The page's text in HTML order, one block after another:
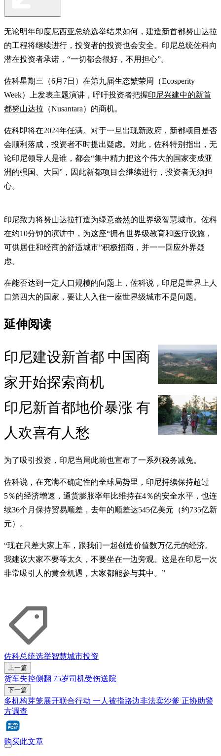
无论明年印度尼西亚总统选举结果如何，建造新首都努山达拉
的工程将继续进行，投资者的投资也会安全。印尼总统佐科向
潜在投资者承诺，“一切都会很好，不用担心”。
佐科星期三（6月7日）在第九届生态繁荣周（Ecosperity
Week）上发表主题演讲，呼吁投资者把握印尼兴建中的新首
都努山达拉 （Nusantara）的商机。
佐科即将在2024年任满。对于一旦出现新政府，新都项目是否
会顺利落成，投资者不时提出疑虑。对此，佐科特别指出，无
论印尼领导人是谁，都会“集中精力把这个伟大的国家变成亚
洲的强国、大国”，因此新都项目会继续进行，投资者无须担
心。
印尼致力将努山达拉打造为绿意盎然的世界级智慧城市。佐科
在约10分钟的演讲中，为这座“拥有世界级教育和医疗设施，
可供居住和经商的舒适城市”积极招商，并一一回应外界疑
虑。
在能否达到一定人口规模的问题上，佐科说，印尼是世界上人
口第四大的国家，要让人入住一座世界级城市不是问题。
延伸阅读
印尼建设新首都 中国商
家开始探索商机
印尼新首都地价暴涨 有
人欢喜有人愁
为了吸引投资，印尼当局此前也宣布了一系列税务减免。
佐科说，在充满不确定性的全球局势里，印尼持续保持超过
5％的经济增速，通货膨胀率年比维持在4％的安全水平，也连
续36个月保持贸易顺差，去年的顺差达545亿美元（约735亿新
元）。
“现在只差大家上车，跟我们一起创造价值数万亿元的经济。
我建议大家不要等太久，不要坐在一边旁观。这是在印尼一次
非常吸引人的黄金机遇，大家都能参与其中。”
佐科总统选举智慧城市投资
上一篇
货车失控侧翻 75岁司机受伤送院
下一篇
多机构芽笼展开联合行动 一人被指路边非法卖沙爹 正协助警
方调查
购买此文章